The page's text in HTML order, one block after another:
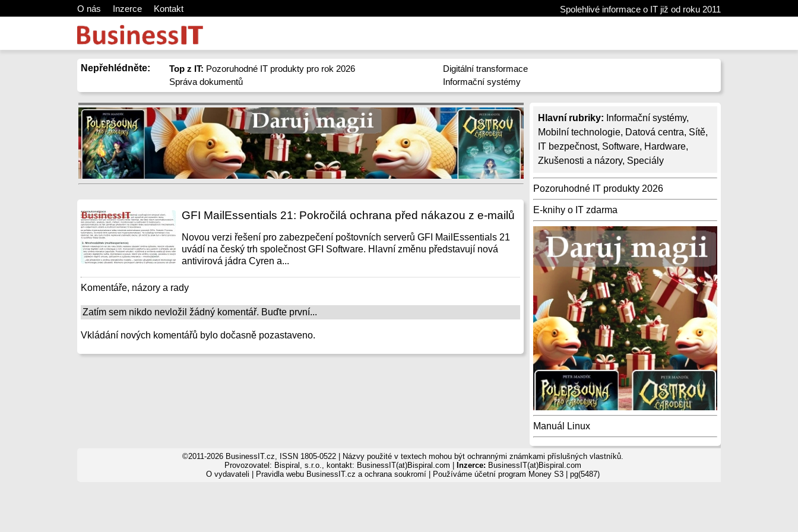
O nás Inzerce Kontakt Spolehlivé informace o IT již od roku 2011
Nepřehlédněte: Top z IT: Pozoruhodné IT produkty pro rok 2026
Správa dokumentů
Digitální transformace
Informační systémy
Hlavní rubriky: Informační systémy,
Mobilní technologie, Datová centra, Sítě,
IT bezpečnost, Software, Hardware,
Zkušenosti a názory, Speciály
Pozoruhodné IT produkty 2026
E-knihy o IT zdarma
Manuál Linux
GFI MailEssentials 21: Pokročilá ochrana před nákazou z e-mailů
Novou verzi řešení pro zabezpečení poštovních serverů GFI MailEssentials 21
uvádí na český trh společnost GFI Software. Hlavní změnu představují nová
antivirová jádra Cyren a...
Komentáře, názory a rady
Zatím sem nikdo nevložil žádný komentář. Buďte první...
Vkládání nových komentářů bylo dočasně pozastaveno.
©2011-2026 BusinessIT.cz, ISSN 1805-0522 | Názvy použité v textech mohou být ochrannými známkami příslušných vlastníků.
Provozovatel: Bispiral, s.r.o., kontakt: BusinessIT(at)Bispiral.com |
Inzerce: BusinessIT(at)Bispiral.com
O vydavateli
Pravidla webu BusinessIT.cz a ochrana soukromí| Používáme účetní program Money S3| pg(5487)